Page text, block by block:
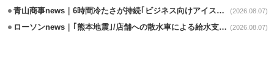
青山商事news｜6時間冷たさが持続｢ビジネス向けアイスベスト｣発売 (2026.08.07)
ローソンnews｜｢熊本地震｣/店舗への散水車による給水支援を開始 (2026.08.07)